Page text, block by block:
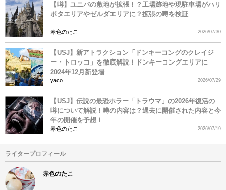
【噂】ユニバの敷地が拡張！？工場跡地や現駐車場がハリ
ポタエリアやゼルダエリアに？拡張の噂を検証
赤色のたこ 2026/07/30
【USJ】新アトラクション「ドンキーコングのクレイジ
ー・トロッコ」を徹底解説！ドンキーコングエリアに
2024年12月新登場
yaco 2026/07/29
【USJ】伝説の最恐ホラー「トラウマ」の2026年復活の
噂について解説！噂の内容は？過去に開催された内容と今
年の開催を予想！
赤色のたこ 2026/07/19
ライタープロフィール
赤色のたこ